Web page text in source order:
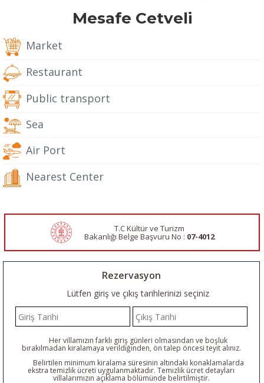
Mesafe Cetveli
Market
Restaurant
Public transport
Sea
Air Port
Nearest Center
T.C Kültür ve Turizm
Bakanlığı Belge Başvuru No : 07-4012
Rezervasyon
Lütfen giriş ve çıkış tarihlerinizi seçiniz
Her villamızın farklı giriş günleri olmasından ve boşluk
bırakılmadan kiralamaya verildiğinden, ön talep öncesi teyit alınız.
Belirtilen minimum kiralama süresinin altındaki konaklamalarda
ekstra temizlik ücreti uygulanmaktadır. Temizlik ücret detayları
villalarımızın açıklama bölümünde belirtilmiştir.